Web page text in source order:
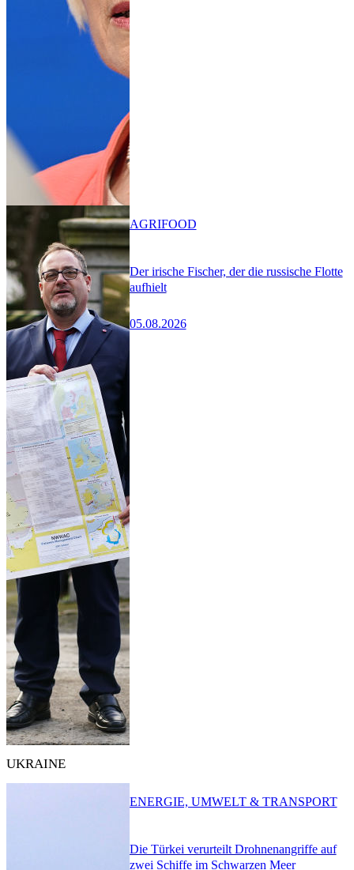
Der irische Fischer, der die russische Flotte
aufhielt
05.08.2026
AGRIFOOD
UKRAINE
Die Türkei verurteilt Drohnenangriffe auf
zwei Schiffe im Schwarzen Meer
ENERGIE, UMWELT & TRANSPORT